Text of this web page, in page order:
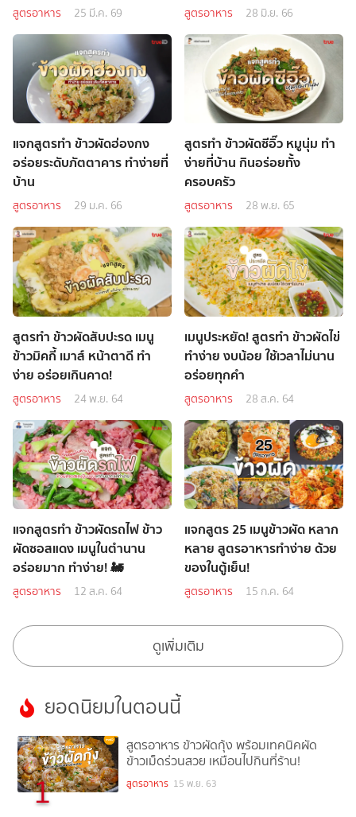
สูตรอาหาร 25 มี.ค. 69 สูตรอาหาร 28 มิ.ย. 66
แจกสูตรทำ ข้าวผัดฮ่องกง
อร่อยระดับภัตตาคาร ทำง่ายที่
บ้าน
สูตรอาหาร 29 ม.ค. 66
สูตรทำ ข้าวผัดซีอิ๊ว หมูนุ่ม ทำ
ง่ายที่บ้าน กินอร่อยทั้ง
ครอบครัว
สูตรอาหาร 28 พ.ย. 65
สูตรทำ ข้าวผัดสับปะรด เมนู
ข้าวมิคกี้ เมาส์ หน้าตาดี ทำ
ง่าย อร่อยเกินคาด!
สูตรอาหาร 24 พ.ย. 64
เมนูประหยัด! สูตรทำ ข้าวผัดไข่
ทำง่าย งบน้อย ใช้เวลาไม่นาน
อร่อยทุกคำ
สูตรอาหาร 28 ส.ค. 64
แจกสูตรทำ ข้าวผัดรถไฟ ข้าว
ผัดซอสแดง เมนูในตำนาน
อร่อยมาก ทำง่าย! 🚂
สูตรอาหาร 12 ส.ค. 64
แจกสูตร 25 เมนูข้าวผัด หลาก
หลาย สูตรอาหารทำง่าย ด้วย
ของในตู้เย็น!
สูตรอาหาร 15 ก.ค. 64
ดูเพิ่มเติม
ยอดนิยมในตอนนี้
1
สูตรอาหาร ข้าวผัดกุ้ง พร้อมเทคนิคผัด
ข้าวเม็ดร่วนสวย เหมือนไปกินที่ร้าน!
สูตรอาหาร 15 พ.ย. 63